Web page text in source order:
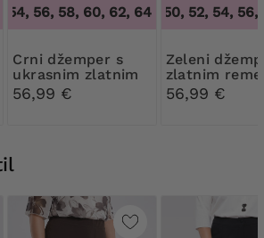
62, 64, 48, 50, 52, 54, 56, 58, 60, 62,
54, 56, 58, 60, 62, 64, 52, 54, 56, 58,
Crni džemper s
ukrasnim zlatnim
remeni
56,99 €
48, 50, 52, 54, 56,
Zeleni džemper sa
zlatnim
56,99 €